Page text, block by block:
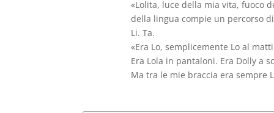
«Lolita, luce della mia vita, fuoco
della lingua compie un percorso
Li. Ta.
«Era Lo, semplicemente Lo al
Era Lola in pantaloni. Era Dolly a
Ma tra le mie braccia era sempre